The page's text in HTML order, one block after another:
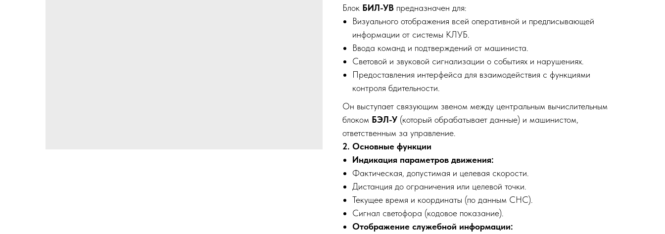
Блок БИЛ-УВ предназначен для:
Визуального отображения всей оперативной и предписывающей
информации от системы КЛУБ.
Ввода команд и подтверждений от машиниста.
Световой и звуковой сигнализации о событиях и нарушениях.
Предоставления интерфейса для взаимодействия с функциями
контроля бдительности.
Он выступает связующим звеном между центральным вычислительным
блоком БЭЛ-У (который обрабатывает данные) и машинистом,
ответственным за управление.
2. Основные функции
Индикация параметров движения:
Фактическая, допустимая и целевая скорости.
Дистанция до ограничения или целевой точки.
Текущее время и координаты (по данным СНС).
Сигнал светофора (кодовое показание).
Отображение служебной информации: